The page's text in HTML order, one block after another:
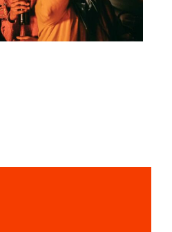
publiczność?